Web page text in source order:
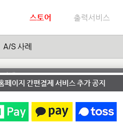
스토어 출력서비스
A/S 사례
안내
1:1 문
페이지 간편결제 서비스 추가 공지